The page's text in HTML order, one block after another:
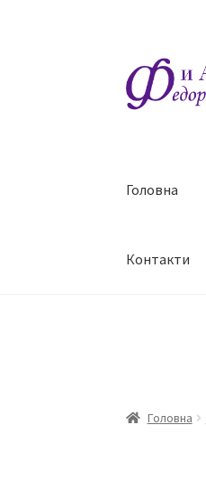
до
навігації
до
контенту
Головна
Контакти
Головна